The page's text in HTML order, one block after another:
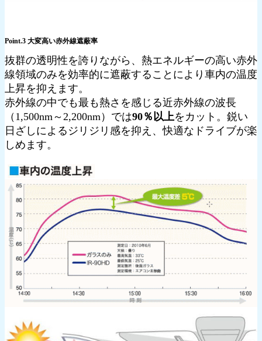
Point.3 大変高い赤外線遮蔽率
抜群の透明性を誇りながら、熱エネルギーの高い赤外
線領域のみを効率的に遮蔽することにより車内の温度
上昇を抑えます。
赤外線の中でも最も熱さを感じる近赤外線の波長
（1,500nm～2,200nm）では90％以上をカット。鋭い
日ざしによるジリジリ感を抑え、快適なドライブが楽
しめます。